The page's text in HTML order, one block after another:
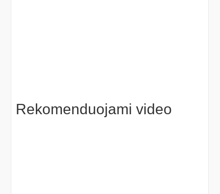
Rekomenduojami video